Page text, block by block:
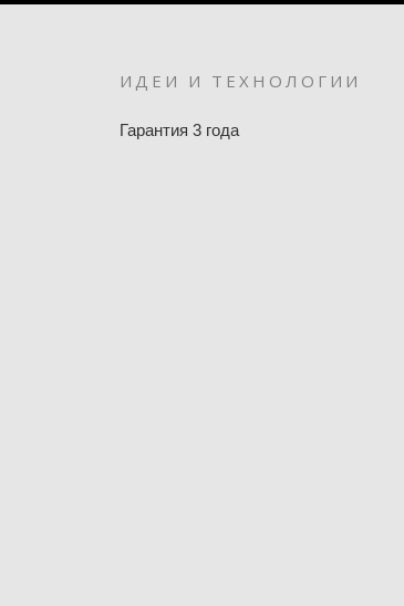
ИДЕИ И ТЕХНОЛОГИИ
Гарантия 3 года